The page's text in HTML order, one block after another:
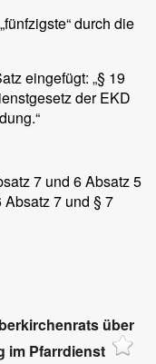
durch die
eingefügt: „§ 19
der EKD
7 und 6 Absatz 5
Absatz 7 und § 7
über
im Pfarrdienst